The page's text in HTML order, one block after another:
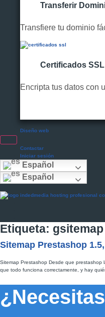
Transferir
Transfiere tu dominio
Certificados SSL
Encripta tus datos con
Diseño web
Contactar
Iniciar sesión
Español
Español
Etiqueta: gsitemap
Sitemap Prestashop
Sitemap Prestashop Desde que
que todo funciona correctamente, y hay